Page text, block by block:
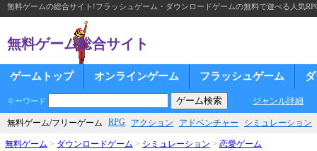
無料ゲームの総合サイト!フラッシュゲーム・ダウンロードゲームの無料で遊べる人気
無料ゲーム総合サイト
ゲームトップ オンラインゲーム フラッシュゲーム
キーワード ジャンル詳細
無料ゲーム/フリーゲーム RPG アクション アドベンチャー シミュレーション
無料ゲーム > ダウンロードゲーム > シミュレーション > 恋愛ゲーム